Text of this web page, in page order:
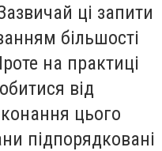
ці запити
більшості
на практиці
від
цього
підпорядковані